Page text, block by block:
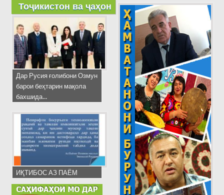
Тоҷикистон ва ҷаҳон
Дар Русия ғолибони Озмун
барои беҳтарин мақола
бахшида...
ИҚТИБОС АЗ ПАЁМ